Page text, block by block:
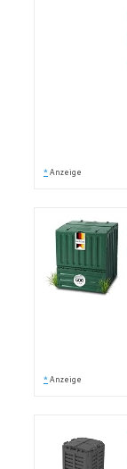
* Anzeige
* Anzeige